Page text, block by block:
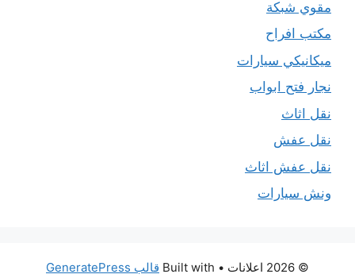
مقوي شبكة
مكتب افراح
ميكانيكي سيارات
نجار فتح ابواب
نقل اثاث
نقل عفش
نقل عفش اثاث
ونش سيارات
© 2026 اعلانات • Built with قالب GeneratePress